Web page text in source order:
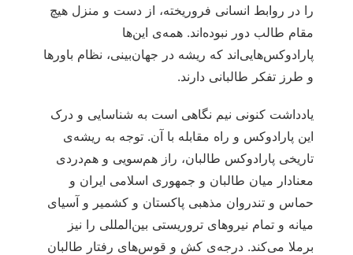
را در روابط انسانی فروریخته، از دست و منزل هیچ
مقام طالب دور نبوده‌اند. همه‌ی این‌ها
پارادوکس‌هایی‌اند که ریشه در جهان‌بینی، نظام باورها
و طرز تفکر طالبانی دارند.
یادداشت کنونی نیم نگاهی است به شناسایی و درک
این پارادوکس و راه مقابله با آن. توجه به ریشه‌ی
تاریخی پارادوکس طالبان، راز هم‌سویی و هم‌دردی
معنادار میان طالبان و جمهوری اسلامی ایران و
حماس و تندروان مذهبی پاکستان و کشمیر و آسیای
میانه و تمام نیروهای تروریستی بین‌المللی را نیز
برملا می‌کند. درجه‌ی کش و قوس‌های رفتار طالبان